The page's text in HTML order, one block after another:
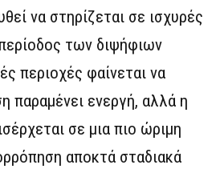
να στηρίζεται σε ισχυρές
των διψήφιων
περιοχές φαίνεται να
παραμένει ενεργή, αλλά η
σε μια πιο ώριμη
αποκτά σταδιακά